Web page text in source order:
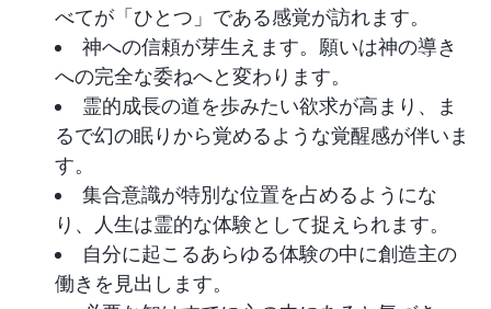
べてが「ひとつ」である感覚が訪れます。
神への信頼が芽生えます。願いは神の導き
への完全な委ねへと変わります。
霊的成長の道を歩みたい欲求が高まり、ま
るで幻の眠りから覚めるような覚醒感が伴いま
す。
集合意識が特別な位置を占めるようにな
り、人生は霊的な体験として捉えられます。
自分に起こるあらゆる体験の中に創造主の
働きを見出します。